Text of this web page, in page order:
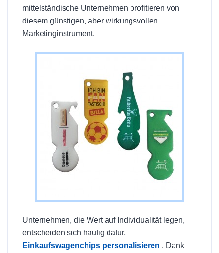
mittelständische Unternehmen profitieren von
diesem günstigen, aber wirkungsvollen
Marketinginstrument.
Unternehmen, die Wert auf Individualität legen,
entscheiden sich häufig dafür,
Einkaufswagenchips personalisieren . Dank